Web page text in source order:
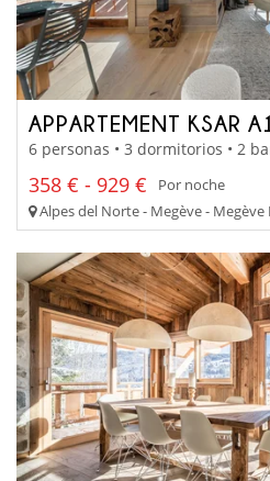
APPARTEMENT KSAR
6 personas • 3 dormitorios • 2
358 € - 929 €
Por noche
Alpes del Norte - Megève -